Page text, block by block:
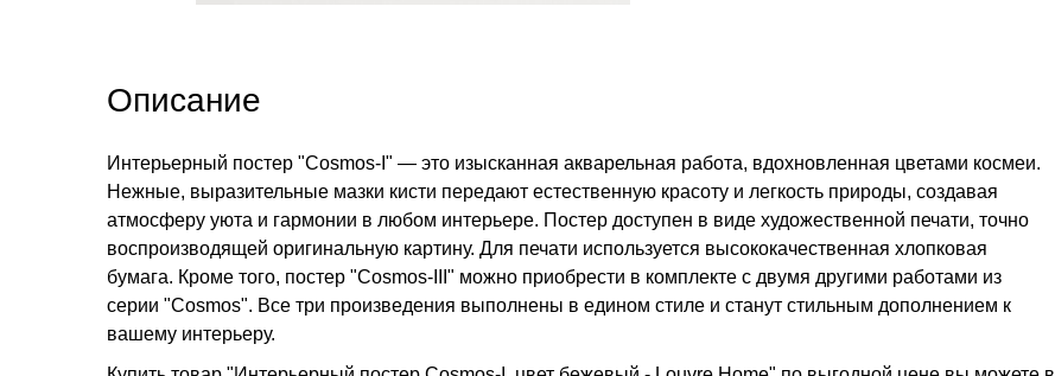
Описание
Интерьерный постер "Cosmos-I" — это изысканная акварельная работа, вдохновленная цветами космеи.
Нежные, выразительные мазки кисти передают естественную красоту и легкость природы, создавая
атмосферу уюта и гармонии в любом интерьере. Постер доступен в виде художественной печати, точно
воспроизводящей оригинальную картину. Для печати используется высококачественная хлопковая
бумага. Кроме того, постер "Cosmos-III" можно приобрести в комплекте с двумя другими работами из
серии "Cosmos". Все три произведения выполнены в едином стиле и станут стильным дополнением к
вашему интерьеру.